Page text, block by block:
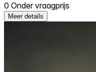
0 Onder vraagprijs
Meer details